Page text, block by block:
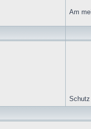
Am
Schutz